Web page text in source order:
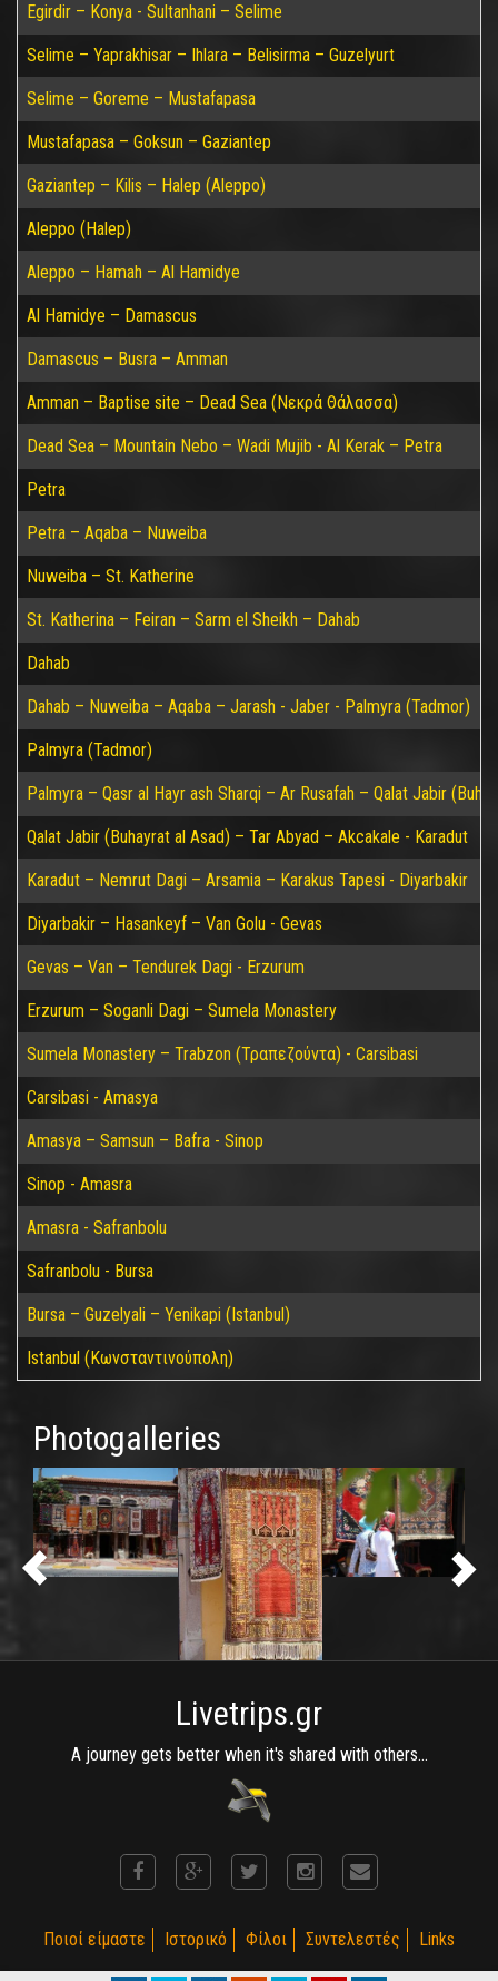
Egirdir – Konya - Sultanhani – Selime
Selime – Yaprakhisar – Ihlara – Belisirma – Guzelyurt
Selime – Goreme – Mustafapasa
Mustafapasa – Goksun – Gaziantep
Gaziantep – Kilis – Halep (Aleppo)
Aleppo (Halep)
Aleppo – Hamah – Al Hamidye
Al Hamidye – Damascus
Damascus – Busra – Amman
Amman – Baptise site – Dead Sea (Νεκρά Θάλασσα)
Dead Sea – Mountain Nebo – Wadi Mujib - Al Kerak – Petra
Petra
Petra – Aqaba – Nuweiba
Nuweiba – St. Katherine
St. Katherina – Feiran – Sarm el Sheikh – Dahab
Dahab
Dahab – Nuweiba – Aqaba – Jarash - Jaber - Palmyra (Tadmor)
Palmyra (Tadmor)
Palmyra – Qasr al Hayr ash Sharqi – Ar Rusafah – Qalat Jabir
Qalat Jabir (Buhayrat al Asad) – Tar Abyad – Akcakale - Karadut
Karadut – Nemrut Dagi – Arsamia – Karakus Tapesi - Diyarbakir
Diyarbakir – Hasankeyf – Van Golu - Gevas
Gevas – Van – Tendurek Dagi - Erzurum
Erzurum – Soganli Dagi – Sumela Monastery
Sumela Monastery – Trabzon (Τραπεζούντα) - Carsibasi
Carsibasi - Amasya
Amasya – Samsun – Bafra - Sinop
Sinop - Amasra
Amasra - Safranbolu
Safranbolu - Bursa
Bursa – Guzelyali – Yenikapi (Istanbul)
Istanbul (Κωνσταντινούπολη)
Photogalleries
Livetrips.gr
A journey gets better when it's shared with others...
Ποιοί είμαστε Ιστορικό Φίλοι Συντελεστές Links